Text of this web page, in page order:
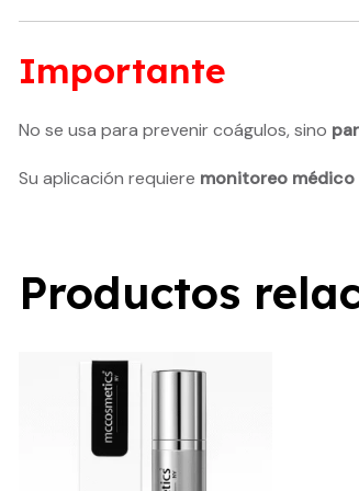
Importante
No se usa para prevenir coágulos, sino
Su aplicación requiere monitoreo
Productos